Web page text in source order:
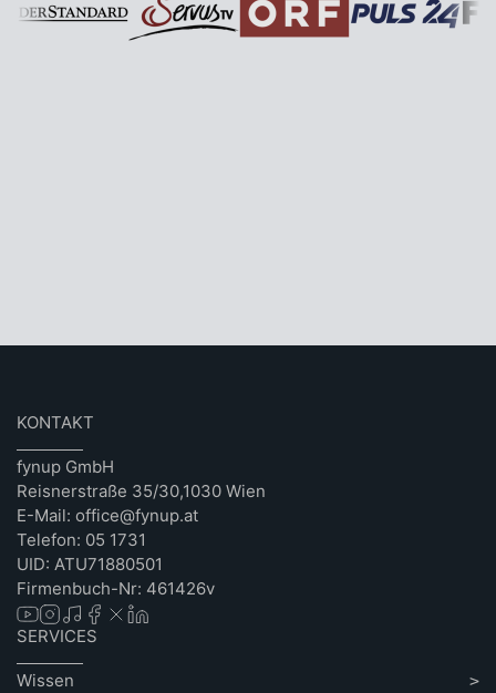
KONTAKT
fynup GmbH
Reisnerstraße 35/30,1030 Wien
E-Mail: office@fynup.at
Telefon: 05 1731
UID: ATU71880501
Firmenbuch-Nr: 461426v
SERVICES
Wissen